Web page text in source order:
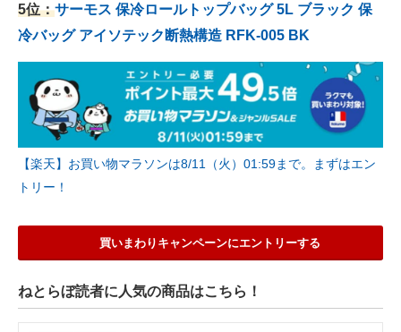
5位：サーモス 保冷ロールトップバッグ 5L ブラック 保
冷バッグ アイソテック断熱構造 RFK-005 BK
【楽天】お買い物マラソンは8/11（火）01:59まで。まずはエン
トリー！
買いまわりキャンペーンにエントリーする
ねとらぼ読者に人気の商品はこちら！